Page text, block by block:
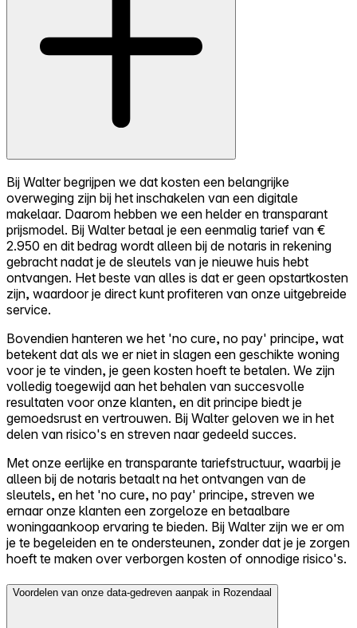
Bij Walter begrijpen we dat kosten een belangrijke
overweging zijn bij het inschakelen van een digitale
makelaar. Daarom hebben we een helder en transparant
prijsmodel. Bij Walter betaal je een eenmalig tarief van €
2.950 en dit bedrag wordt alleen bij de notaris in rekening
gebracht nadat je de sleutels van je nieuwe huis hebt
ontvangen. Het beste van alles is dat er geen opstartkosten
zijn, waardoor je direct kunt profiteren van onze uitgebreide
service.
Bovendien hanteren we het 'no cure, no pay' principe, wat
betekent dat als we er niet in slagen een geschikte woning
voor je te vinden, je geen kosten hoeft te betalen. We zijn
volledig toegewijd aan het behalen van succesvolle
resultaten voor onze klanten, en dit principe biedt je
gemoedsrust en vertrouwen. Bij Walter geloven we in het
delen van risico's en streven naar gedeeld succes.
Met onze eerlijke en transparante tariefstructuur, waarbij je
alleen bij de notaris betaalt na het ontvangen van de
sleutels, en het 'no cure, no pay' principe, streven we
ernaar onze klanten een zorgeloze en betaalbare
woningaankoop ervaring te bieden. Bij Walter zijn we er om
je te begeleiden en te ondersteunen, zonder dat je je zorgen
hoeft te maken over verborgen kosten of onnodige risico's.
Voordelen van onze data-gedreven aanpak in Rozendaal